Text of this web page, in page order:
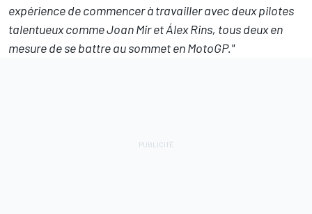
expérience de commencer à travailler avec deux pilotes
talentueux comme Joan Mir et Álex Rins, tous deux en
mesure de se battre au sommet en MotoGP."